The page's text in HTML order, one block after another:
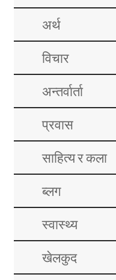
अर्थ
विचार
अन्तर्वार्ता
प्रवास
साहित्य र कला
ब्लग
स्वास्थ्य
खेलकुद